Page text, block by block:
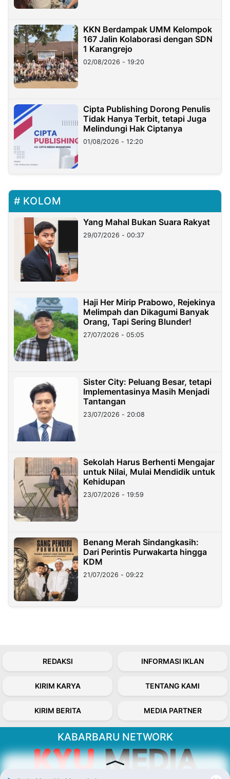
KKN Berdampak UMM Kelompok
167 Jalin Kolaborasi dengan SDN
1 Karangrejo
02/08/2026 - 19:20
Cipta Publishing Dorong Penulis
Tidak Hanya Terbit, tetapi Juga
Melindungi Hak Ciptanya
01/08/2026 - 12:20
KOLOM
Yang Mahal Bukan Suara Rakyat
29/07/2026 - 00:37
Haji Her Mirip Prabowo, Rejekinya
Melimpah dan Dikagumi Banyak
Orang, Tapi Sering Blunder!
27/07/2026 - 05:05
Sister City: Peluang Besar, tetapi
Implementasinya Masih Menjadi
Tantangan
23/07/2026 - 20:08
Sekolah Harus Berhenti Mengajar
untuk Nilai, Mulai Mendidik untuk
Kehidupan
23/07/2026 - 19:59
Benang Merah Sindangkasih:
Dari Perintis Purwakarta hingga
KDM
21/07/2026 - 09:22
REDAKSI INFORMASI IKLAN
KIRIM KARYA TENTANG KAMI
KIRIM BERITA MEDIA PARTNER
KABARBARU NETWORK